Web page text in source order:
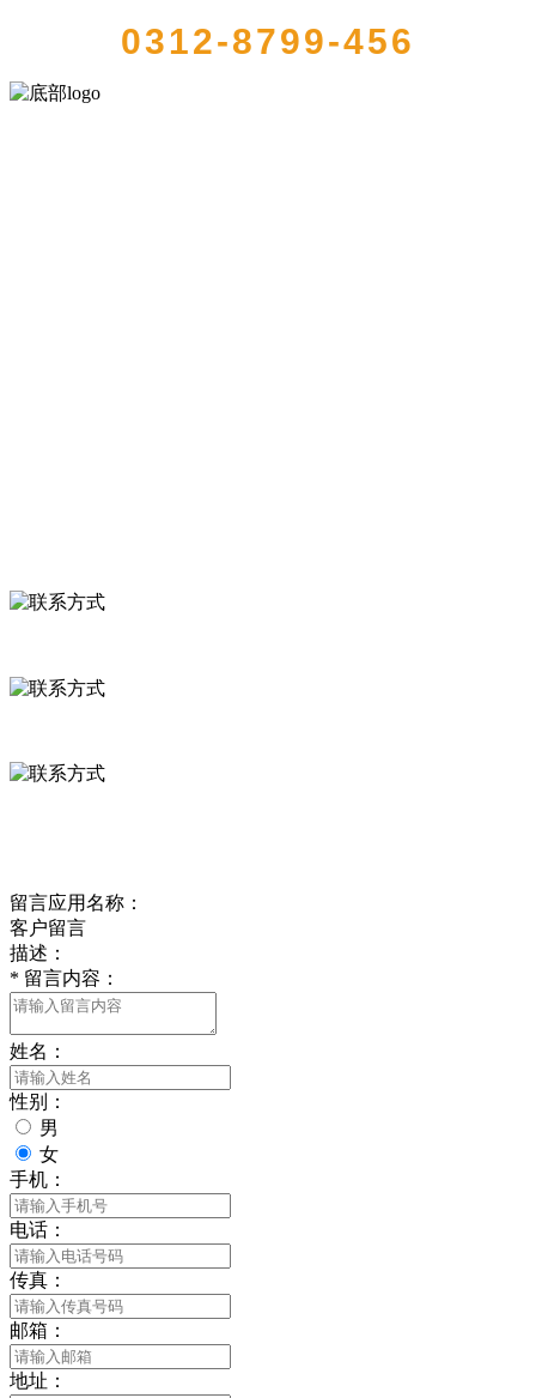
0312-8799-456
留言应用名称：
客户留言
描述：
* 留言内容：
姓名：
性别：
男
女
手机：
电话：
传真：
邮箱：
地址：